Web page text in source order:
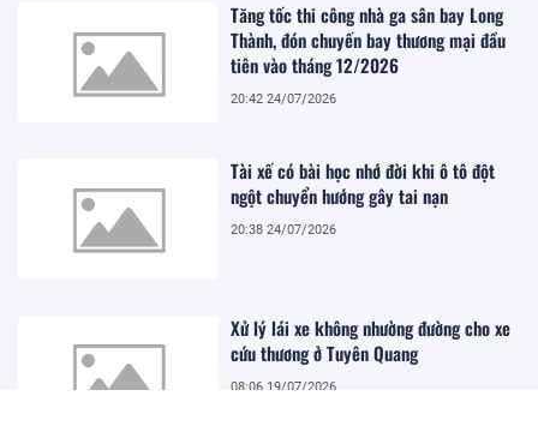
Tăng tốc thi công nhà ga sân bay Long
Thành, đón chuyến bay thương mại đầu
tiên vào tháng 12/2026
20:42 24/07/2026
Tài xế có bài học nhớ đời khi ô tô đột
ngột chuyển hướng gây tai nạn
20:38 24/07/2026
Xử lý lái xe không nhường đường cho xe
cứu thương ở Tuyên Quang
08:06 19/07/2026